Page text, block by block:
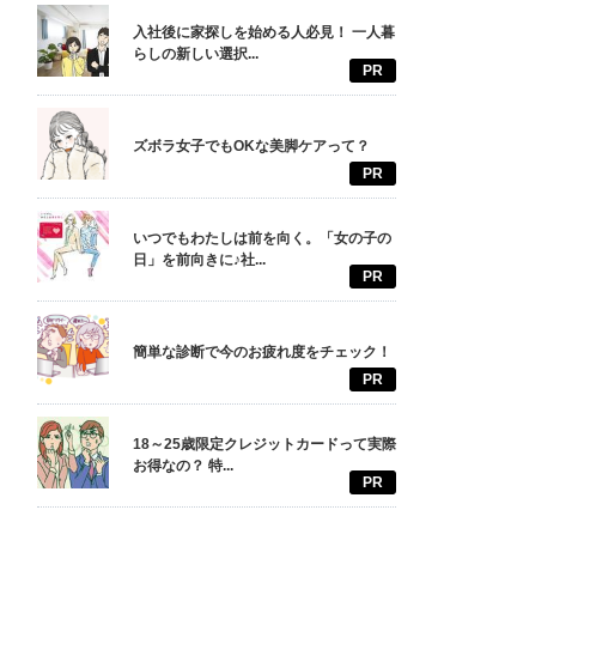
入社後に家探しを始める人必見！ 一人暮
らしの新しい選択...
PR
ズボラ女子でもOKな美脚ケアって？
PR
いつでもわたしは前を向く。「女の子の
日」を前向きに♪社...
PR
簡単な診断で今のお疲れ度をチェック！
PR
18～25歳限定クレジットカードって実際
お得なの？ 特...
PR